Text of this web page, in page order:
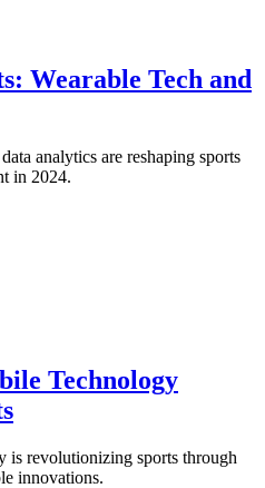
Wearable Tech and
analytics are reshaping sports
in 2024.
Technology
is revolutionizing sports through
innovations.